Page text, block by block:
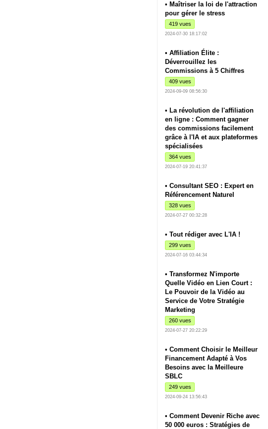
• Maîtriser la loi de l'attraction
pour gérer le stress
419 vues
2024-07-30 18:17:02
• Affiliation Élite :
Déverrouillez les
Commissions à 5 Chiffres
409 vues
2024-09-09 08:56:30
• La révolution de l'affiliation
en ligne : Comment gagner
des commissions facilement
grâce à l'IA et aux plateformes
spécialisées
364 vues
2024-07-19 20:41:37
• Consultant SEO : Expert en
Référencement Naturel
328 vues
2024-07-27 00:32:28
• Tout rédiger avec L'IA !
299 vues
2024-07-16 03:44:34
• Transformez N'importe
Quelle Vidéo en Lien Court :
Le Pouvoir de la Vidéo au
Service de Votre Stratégie
Marketing
260 vues
2024-07-27 20:22:29
• Comment Choisir le Meilleur
Financement Adapté à Vos
Besoins avec la Meilleure
SBLC
249 vues
2024-09-24 13:56:43
• Comment Devenir Riche avec
50 000 euros : Stratégies de